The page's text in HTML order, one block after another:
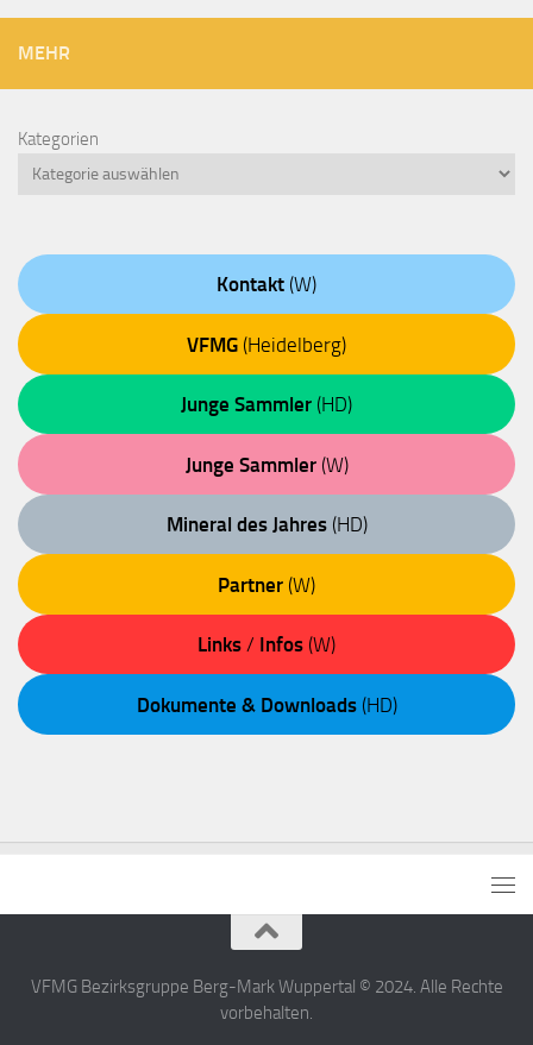
MEHR
Kategorien
Kontakt (W)
VFMG (Heidelberg)
Junge Sammler (HD)
Junge Sammler(W)
Mineral des Jahres(HD)
Partner (W)
Links / Infos (W)
Dokumente & Downloads(HD)
VFMG Bezirksgruppe Berg-Mark Wuppertal © 2024. Alle Rechte
vorbehalten.